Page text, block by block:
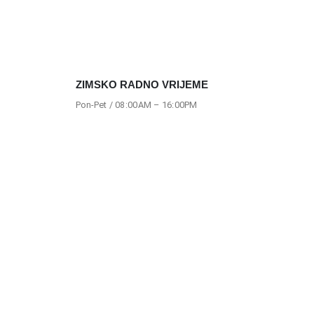
ZIMSKO RADNO VRIJEME
Pon-Pet / 08:00AM – 16:00PM